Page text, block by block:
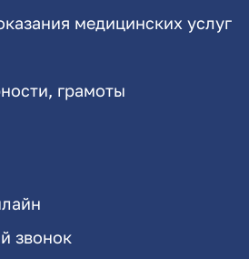
медицинских услуг
грамоты
звонок